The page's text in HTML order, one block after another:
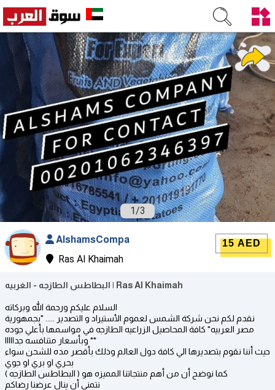
1/3
AlshamsCompa
Ras Al Khaimah
15 AED
البطاطس الطازجه - الغربيه | Ras Al Khaimah
السلام عليكم ورحمة الله وبركاته
نقدم لكم نحن شركة الشمس لعموم الأستيراد و التصدير ..... "بجمهورية
مصر العربيه" كافة المحاصيل الزراعيه الطازجه في مواسمها بأعلي جوده
وبأسعار متنافسه جدااااا **
حيث أننا نقوم بتصديرها الي كافة دول العالم وذلك بأقصر مده للشحن سواء
بحري او بري او جوي
كما نوضح أن من أهم منتجاتنا المميزه هو ( البطاطس الطازجه )
نتمني أن ينال عرضنا رضاكم